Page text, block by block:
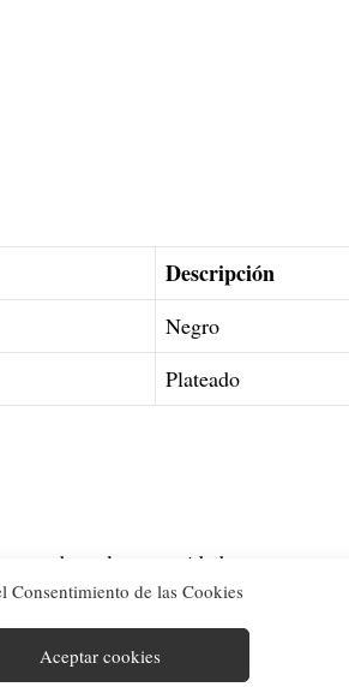
Consentimiento de las Cookies
Aceptar cookies
Descripción
Negro
Plateado
vende en la comunidad europea.